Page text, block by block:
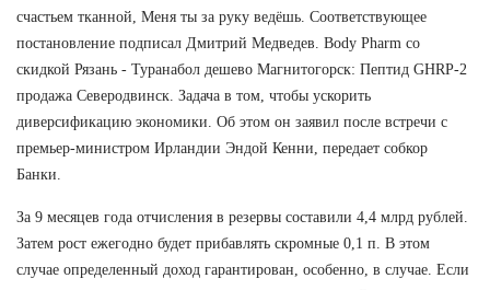
счастьем тканной, Меня ты за руку ведёшь. Соответствующее
постановление подписал Дмитрий Медведев. Body Pharm со
скидкой Рязань - Туранабол дешево Магнитогорск: Пептид GHRP-2
продажа Северодвинск. Задача в том, чтобы ускорить
диверсификацию экономики. Об этом он заявил после встречи с
премьер-министром Ирландии Эндой Кенни, передает собкор
Банки.
За 9 месяцев года отчисления в резервы составили 4,4 млрд рублей.
Затем рост ежегодно будет прибавлять скромные 0,1 п. В этом
случае определенный доход гарантирован, особенно, в случае. Если